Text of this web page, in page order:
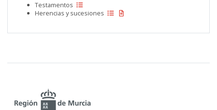
Testamentos
Herencias y sucesiones